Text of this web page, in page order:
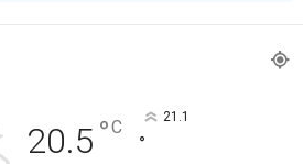
20.5 °C 21.1
°